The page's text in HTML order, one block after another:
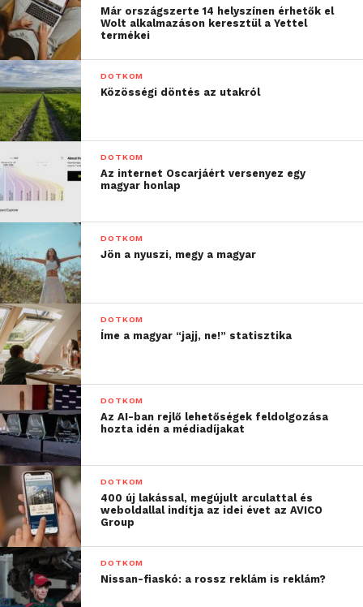
csatornáin is.
A Hírstart 2002 októberében indult hírgyűjtő
oldalaként. A Central Médiacsoport Zrt. online
portfóliójában a Startlap termékcsoport tagjaként
aggregált tartalmaival a legfontosabb magyar online
médiumok anyagaiból szemléz. Tematikus
összeállításokkal, háttéranyagokkal, hírarchívummal,
időszakos csatornákkal áll a hírfogyasztó közönség
rendelkezésére.
Már országszerte 14 helyszínen érhetők el
Wolt alkalmazáson keresztül a Yettel
termékei
DOTKOM
Közösségi döntés az utakról
DOTKOM
Az internet Oscarjáért versenyez egy
magyar honlap
DOTKOM
Jön a nyuszi, megy a magyar
DOTKOM
Íme a magyar “jajj, ne!” statisztika
DOTKOM
Az AI-ban rejlő lehetőségek feldolgozása
hozta idén a médiadíjakat
DOTKOM
400 új lakással, megújult arculattal és
weboldallal indítja az idei évet az AVICO
Group
DOTKOM
Nissan-fiaskó: a rossz reklám is reklám?